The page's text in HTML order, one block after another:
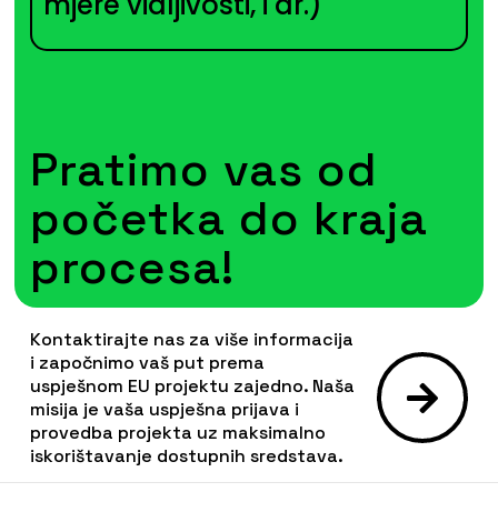
Investicije privatnog sektora
ustanove, fizičke osobe koje samostalno obavljaju
djelatnost
Iznos:iznad 50.000,00 EUR
Kamatna stopa:4,5% (uz moguća umanjenja, ovisno
o vrsti ulaganja)
Rok otplate:do 17 godina
Namjena:
ulaganja u osnovna sredstva (materijalnu i
nematerijalnu imovinu) s ciljem pokretanja poslovanja,
Pratimo vas od
početka do kraja
procesa!
Kontaktirajte nas za više informacija
i započnimo vaš put prema
uspješnom EU projektu zajedno. Naša
misija je vaša uspješna prijava i
provedba projekta uz maksimalno
iskorištavanje dostupnih sredstava.